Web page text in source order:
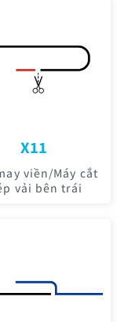
X11
viền/Máy cắt
vải bên trái